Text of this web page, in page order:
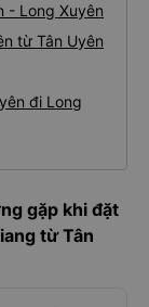
- Long Xuyên
từ Tân Uyên
đi Long
gặp khi đặt
từ Tân